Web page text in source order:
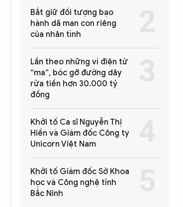
Bắt giữ đối tượng bạo
hành dã man con riêng
của nhân tình
Lần theo những ví điện tử
“ma”, bóc gỡ đường dây
rửa tiền hơn 30.000 tỷ
đồng
Khởi tố Ca sĩ Nguyễn Thị
Hiền và Giám đốc Công ty
Unicorn Việt Nam
Khởi tố Giám đốc Sở Khoa
học và Công nghệ tỉnh
Bắc Ninh